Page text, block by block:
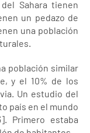
Sahara tienen
un pedazo de
una población
población similar
y el 10% de los
Un estudio del
país en el mundo
Primero estaba